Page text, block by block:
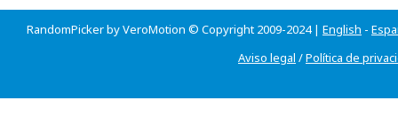
RandomPicker by VeroMotion © Copyright 2009-2024 | English -
Aviso legal /Política de